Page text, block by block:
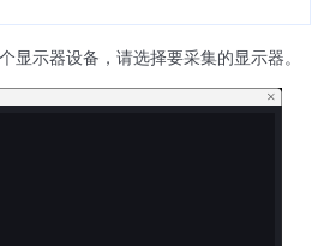
显示器设备，请选择要采集的显示器。